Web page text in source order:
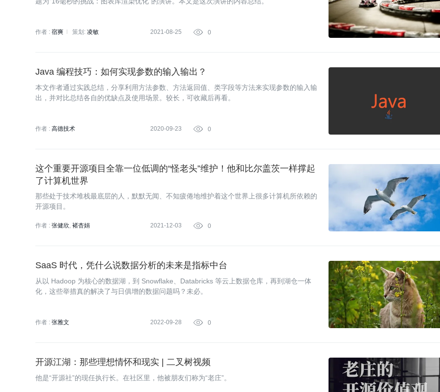
作者 : 宿爽 策划: 凌敏 2021-08-25  0
Java 编程技巧：如何实现参数的输入输出？
本文作者通过实践总结，分享利用方法参数、方法返回值、类字段等方法来实现参数的输入输
出，并对比总结各自的优缺点及使用场景。较长，可收藏后再看。
作者 : 高德技术 2020-09-23  0
这个重要开源项目全靠一位低调的“怪老头”维护！他和比尔盖茨一样撑起
了计算机世界
那些处于技术堆栈最底层的人，默默无闻、不知疲倦地维护着这个世界上很多计算机所依赖的
开源项目。
作者 : 张健欣 褚杏娟 2021-12-03  0
SaaS 时代，凭什么说数据分析的未来是指标中台
从以 Hadoop 为核心的数据湖，到 Snowflake、Databricks 等云上数据仓库，再到湖仓一体
化，这些举措真的解决了与日俱增的数据问题吗？未必。
作者 : 张雅文 2022-09-28  0
开源江湖：那些理想情怀和现实 | 二叉树视频
他是“开源社”的现任执行长。在社区里，他被朋友们称为“老庄”。